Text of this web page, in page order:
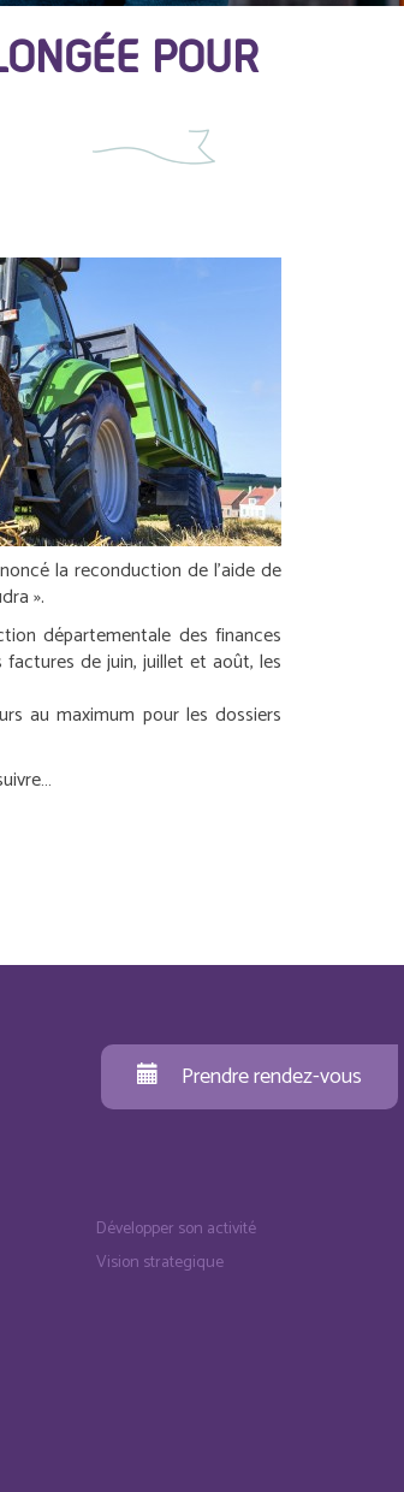
POUR
la reconduction de l’aide de
».
départementale des finances
factures de juin, juillet et août, les
au maximum pour les dossiers
Prendre rendez-vous
Développer son activité
Vision strategique